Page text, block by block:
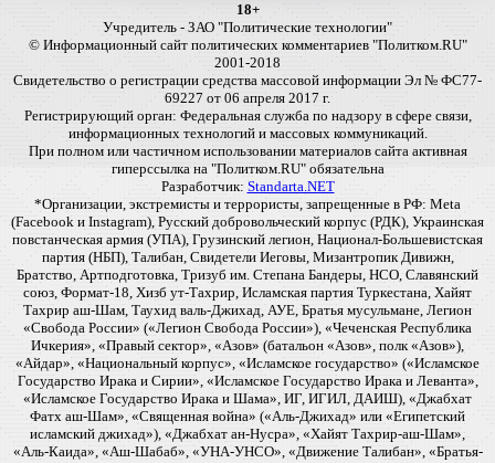
18+
Учредитель - ЗАО "Политические технологии"
© Информационный сайт политических комментариев "Политком.RU"
2001-2018
Свидетельство о регистрации средства массовой информации Эл № ФС77-
69227 от 06 апреля 2017 г.
Регистрирующий орган: Федеральная служба по надзору в сфере связи,
информационных технологий и массовых коммуникаций.
При полном или частичном использовании материалов сайта активная
гиперссылка на "Политком.RU" обязательна
Разработчик: Standarta.NET
*Организации, экстремисты и террористы, запрещенные в РФ: Meta
(Facebook и Instagram), Русский добровольческий корпус (РДК), Украинская
повстанческая армия (УПА), Грузинский легион, Национал-Большевистская
партия (НБП), Талибан, Свидетели Иеговы, Мизантропик Дивижн,
Братство, Артподготовка, Тризуб им. Степана Бандеры, НСО, Славянский
союз, Формат-18, Хизб ут-Тахрир, Исламская партия Туркестана, Хайят
Тахрир аш-Шам, Таухид валь-Джихад, АУЕ, Братья мусульмане, Легион
«Свобода России» («Легион Свобода России»), «Чеченская Республика
Ичкерия», «Правый сектор», «Азов» (батальон «Азов», полк «Азов»),
«Айдар», «Национальный корпус», «Исламское государство» («Исламское
Государство Ирака и Сирии», «Исламское Государство Ирака и Леванта»,
«Исламское Государство Ирака и Шама», ИГ, ИГИЛ, ДАИШ), «Джабхат
Фатх аш-Шам», «Священная война» («Аль-Джихад» или «Египетский
исламский джихад»), «Джабхат ан-Нусра», «Хайят Тахрир-аш-Шам»,
«Аль-Каида», «Аш-Шабаб», «УНА-УНСО», «Движение Талибан», «Братья-